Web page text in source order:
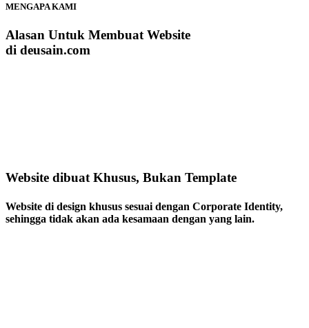
MENGAPA KAMI
Alasan Untuk Membuat Website
di deusain.com
Website dibuat Khusus, Bukan Template
Website di design khusus sesuai dengan Corporate Identity,
sehingga tidak akan ada kesamaan dengan yang lain.